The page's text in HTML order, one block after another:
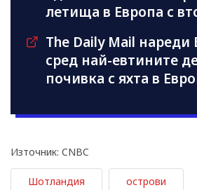
летища в Европа с
The Daily Mail нареди
сред най-евтините
почивка с яхта в
Източник: CNBC
Шотландия острови